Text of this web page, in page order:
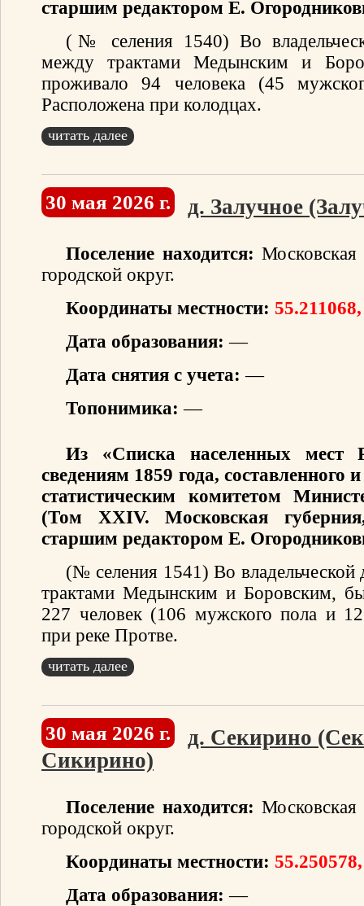
старшим редактором Е.
(№ селения 1540) Во
между трактами Медынским и
проживало 94 человека (45
Расположена при колодцах.
читать далее
30 мая 2026 г. д. Залучное
Поселение находится:
городской округ.
Координаты местности:
Дата образования: —
Дата снятия с учета: —
Топонимика: —
Из «Списка населенных мест
сведениям 1859 года,
статистическим комитетом
(Том XXIV. Московская
старшим редактором Е.
(№ селения 1541) Во
трактами Медынским и Боровским,
227 человек (106 мужского пола и
при реке Протве.
читать далее
30 мая 2026 г.
д. Секирино
Сикирино)
Поселение находится:
городской округ.
Координаты местности:
Дата образования: —